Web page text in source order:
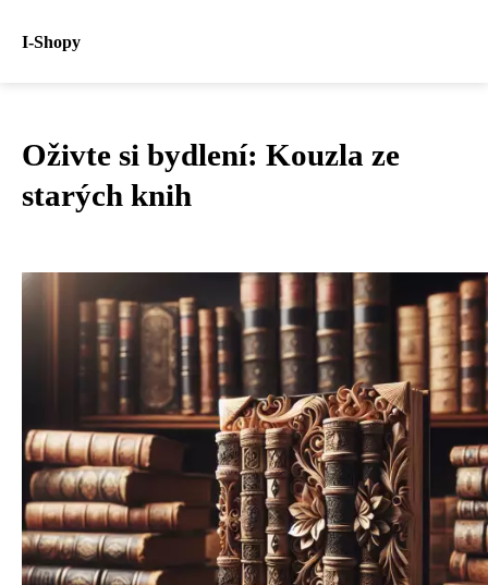
I-Shopy
Oživte si bydlení: Kouzla ze
starých knih